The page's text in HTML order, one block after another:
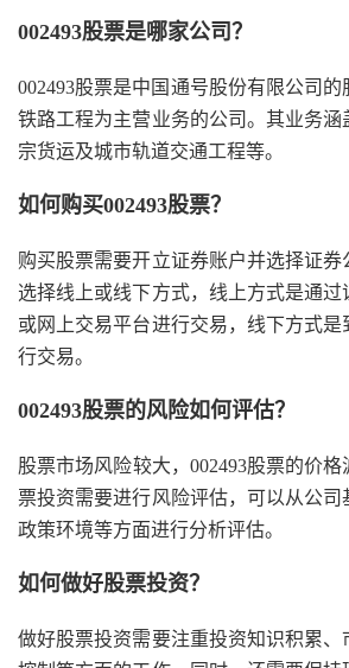
002493股票是哪家公司？
002493股票是中国通号股份有限公司
铁路工程为主营业务的公司。其业务涵
宗货运及城市轨道交通工程等。
如何购买002493股票？
购买股票需要开立证券账户并选择证券
选择线上或线下方式，线上方式是通
或网上交易平台进行交易，线下方式是
行交易。
002493股票的风险如何评估？
股票市场风险较大，002493股票的价
票投资需要进行风险评估，可以从公司
政策环境等方面进行分析评估。
如何做好股票投资？
做好股票投资需要注重投资知识积累